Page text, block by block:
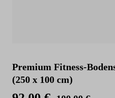
Premium Fitness-
(250 x 100 cm)